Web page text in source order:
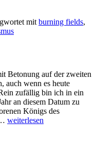
mit burning fields,
Betonung auf der zweiten
auch wenn es heute
zufällig bin ich in ein
an diesem Datum zu
Königs des
Phayao
weiterlesen